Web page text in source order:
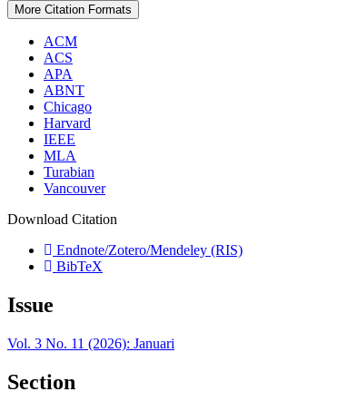
More Citation Formats
ACM
ACS
APA
ABNT
Chicago
Harvard
IEEE
MLA
Turabian
Vancouver
Download Citation
Endnote/Zotero/Mendeley (RIS)
BibTeX
Issue
Vol. 3 No. 11 (2026): Januari
Section